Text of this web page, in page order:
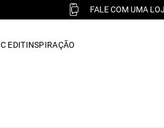
FALE COM UMA
EDITINSPIRAÇÃO